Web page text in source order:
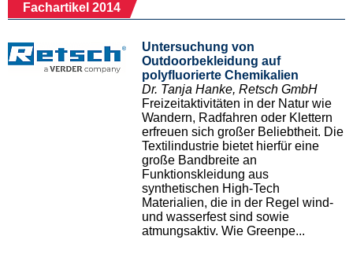
Fachartikel 2014
Untersuchung von
Outdoorbekleidung auf
polyfluorierte Chemikalien
Dr. Tanja Hanke, Retsch GmbH
Freizeitaktivitäten in der Natur wie
Wandern, Radfahren oder Klettern
erfreuen sich großer Beliebtheit. Die
Textilindustrie bietet hierfür eine
große Bandbreite an
Funktionskleidung aus
synthetischen High-Tech
Materialien, die in der Regel wind-
und wasserfest sind sowie
atmungsaktiv. Wie Greenpe...